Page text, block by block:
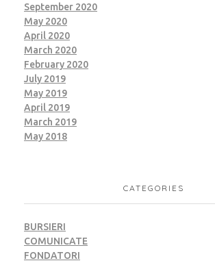
September 2020
May 2020
April 2020
March 2020
February 2020
July 2019
May 2019
April 2019
March 2019
May 2018
CATEGORIES
BURSIERI
COMUNICATE
FONDATORI